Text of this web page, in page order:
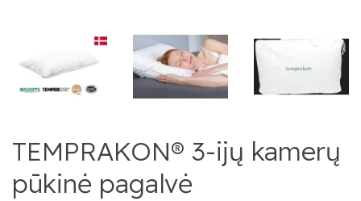
TEMPRAKON® 3-ijų kamerų
pūkinė pagalvė